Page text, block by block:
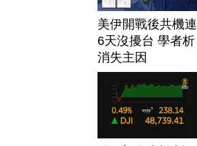
美伊開戰後共機連
6天沒擾台 學者析
消失主因